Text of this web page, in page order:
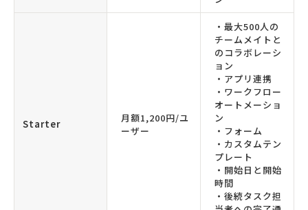
Starter
月額1,200円/ユ
ーザー
・最大500人の
チームメイトと
のコラボレーシ
ョン
・アプリ連携
・ワークフロー
オートメーショ
ン
・フォーム
・カスタムテン
プレート
・開始日と開始
時間
・後続タスク担